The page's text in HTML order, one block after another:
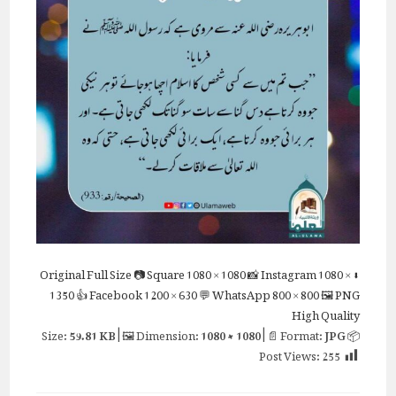
⬇ Original
Full Size📷 Square1080 × 1080📸 Instagram1080 ×
1350👍 Facebook1200 × 630💬 WhatsApp800 × 800🖼 PNG
High Quality
📦 Size:
59.81 KB| 🖼 Dimension:1080 × 1080| 📄 Format:JPG
Post Views:255